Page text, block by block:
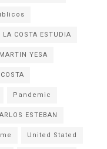
LA COSTA ESTUDIA
MARTIN YESA
Pandemic
ESTEBAN
United Stated